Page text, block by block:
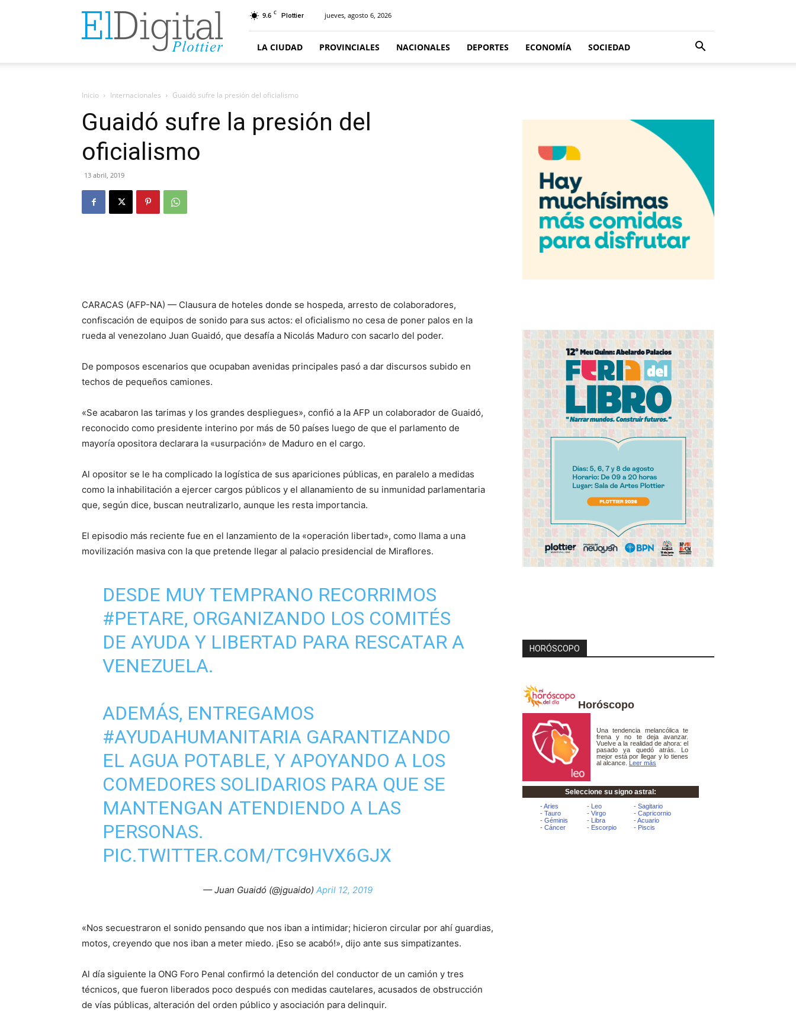
ElDigitalPlottier
9.6 C Plottier jueves, agosto 6, 2026
LA CIUDAD PROVINCIALES NACIONALES DEPORTES ECONOMÍA SOCIEDAD
Inicio Internacionales Guaidó sufre la presión del oficialismo
Guaidó sufre la presión del
oficialismo
13 abril, 2019
CARACAS (AFP-NA) — Clausura de hoteles donde se hospeda, arresto de colaboradores,
confiscación de equipos de sonido para sus actos: el oficialismo no cesa de poner palos en la
rueda al venezolano Juan Guaidó, que desafía a Nicolás Maduro con sacarlo del poder.
De pomposos escenarios que ocupaban avenidas principales pasó a dar discursos subido en
techos de pequeños camiones.
«Se acabaron las tarimas y los grandes despliegues», confió a la AFP un colaborador de Guaidó,
reconocido como presidente interino por más de 50 países luego de que el parlamento de
mayoría opositora declarara la «usurpación» de Maduro en el cargo.
Al opositor se le ha complicado la logística de sus apariciones públicas, en paralelo a medidas
como la inhabilitación a ejercer cargos públicos y el allanamiento de su inmunidad parlamentaria
que, según dice, buscan neutralizarlo, aunque les resta importancia.
El episodio más reciente fue en el lanzamiento de la «operación libertad», como llama a una
movilización masiva con la que pretende llegar al palacio presidencial de Miraflores.
DESDE MUY TEMPRANO RECORRIMOS
#PETARE, ORGANIZANDO LOS COMITÉS
DE AYUDA Y LIBERTAD PARA RESCATAR A
VENEZUELA.
ADEMÁS, ENTREGAMOS
#AYUDAHUMANITARIAGARANTIZANDO
EL AGUA POTABLE, Y APOYANDO A LOS
COMEDORES SOLIDARIOS PARA QUE SE
MANTENGAN ATENDIENDO A LAS
PERSONAS.
PIC.TWITTER.COM/TC9HVX6GJX
— Juan Guaidó (@jguaido) April 12, 2019
«Nos secuestraron el sonido pensando que nos iban a intimidar; hicieron circular por ahí guardias,
motos, creyendo que nos iban a meter miedo. ¡Eso se acabó!», dijo ante sus simpatizantes.
Al día siguiente la ONG Foro Penal confirmó la detención del conductor de un camión y tres
técnicos, que fueron liberados poco después con medidas cautelares, acusados de obstrucción
de vías públicas, alteración del orden público y asociación para delinquir.
HORÓSCOPO
Horóscopo